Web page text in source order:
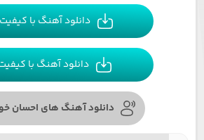
دانلود آهنگ با کیفیت 320
دانلود آهنگ با کیفیت
دانلود آهنگ های احسان